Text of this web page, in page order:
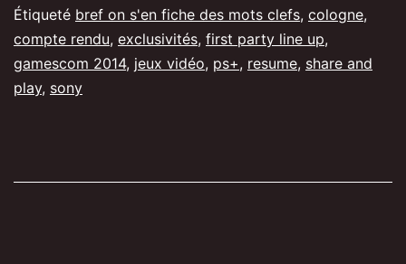
de
la
Étiqueté bref on s'en fiche des mots clefs, cologne,
compte rendu, exclusivités, first party line up,
gamescom 2014, jeux vidéo, ps+, resume, share and
play, sony